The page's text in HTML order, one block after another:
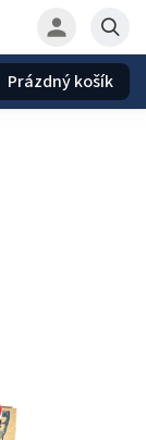
Prázdný košík